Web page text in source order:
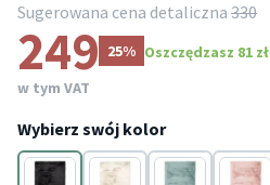
Sugerowana cena detaliczna 330
249 25% Oszczędzasz 81 zł
w tym VAT
Wybierz swój kolor